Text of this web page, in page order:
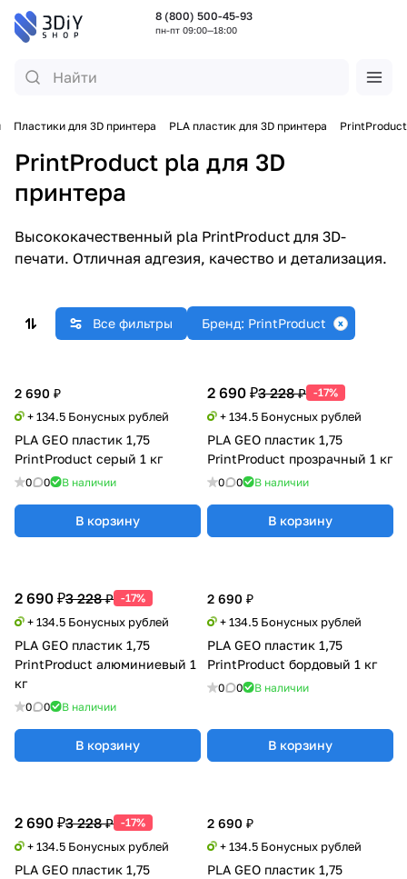
8 (800) 500-45-93
пн-пт 09:00—18:00
Пластики для 3D принтера PLA пластик для 3D принтера PrintProduct
PrintProduct pla для 3D
принтера
Высококачественный pla PrintProduct для 3D-
печати. Отличная адгезия, качество и детализация.
Все фильтры Бренд: PrintProduct
2 690 ₽
+ 134.5 Бонусных рублей
PLA GEO пластик 1,75
PrintProduct серый 1 кг
0 0 В наличии
В корзину
2 690 ₽3 228 ₽ -17%
+ 134.5 Бонусных рублей
PLA GEO пластик 1,75
PrintProduct прозрачный 1 кг
0 0 В наличии
В корзину
2 690 ₽3 228 ₽ -17%
+ 134.5 Бонусных рублей
PLA GEO пластик 1,75
PrintProduct алюминиевый 1
кг
0 0 В наличии
В корзину
2 690 ₽
+ 134.5 Бонусных рублей
PLA GEO пластик 1,75
PrintProduct бордовый 1 кг
0 0 В наличии
В корзину
2 690 ₽3 228 ₽ -17%
+ 134.5 Бонусных рублей
PLA GEO пластик 1,75
2 690 ₽
+ 134.5 Бонусных рублей
PLA GEO пластик 1,75